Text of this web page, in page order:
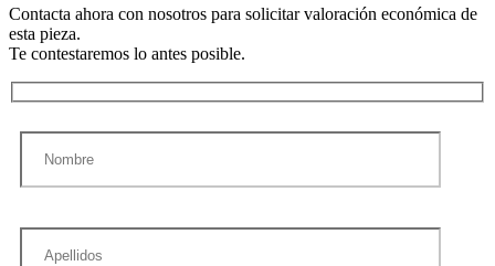
Contacta ahora con nosotros para solicitar valoración económica de
esta pieza.
Te contestaremos lo antes posible.